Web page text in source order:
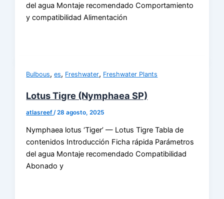
del agua Montaje recomendado Comportamiento
y compatibilidad Alimentación
Bulbous,es, Freshwater, Freshwater Plants
Lotus Tigre (Nymphaea SP)
atlasreef /28 agosto, 2025
Nymphaea lotus ‘Tiger’ — Lotus Tigre Tabla de
contenidos Introducción Ficha rápida Parámetros
del agua Montaje recomendado Compatibilidad
Abonado y